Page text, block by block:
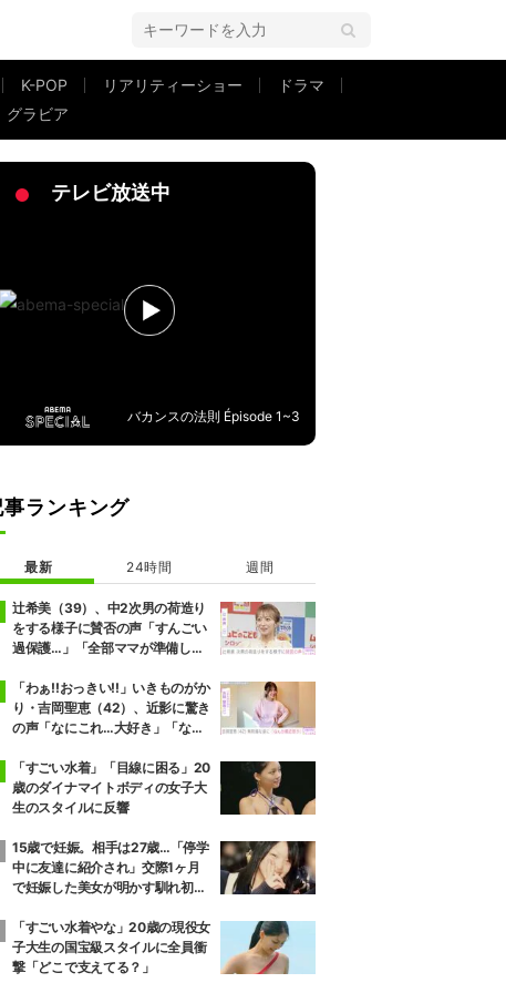
K-POP リアリティーショー
ドラマ
グラビア
テレビ放送中
バカンスの法則 Épisode 1~3
事ランキング
最新 24時間 週間
辻希美（39）、中2次男の荷造り
をする様子に賛否の声「すんごい
過保護…」「全部ママが準備して
「わぁ!!おっきい!!」いきものがか
り・吉岡聖恵（42）、近影に驚き
の声「なにこれ…大好き」「なん
「すごい水着」「目線に困る」20
歳のダイナマイトボディの女子大
生のスタイルに反響
15歳で妊娠。相手は27歳…「停学
中に友達に紹介され」交際1ヶ月
で妊娠した美女が明かす馴れ初め
絶句
「すごい水着やな」20歳の現役女
子大生の国宝級スタイルに全員衝
撃「どこで支えてる？」